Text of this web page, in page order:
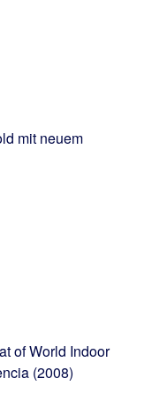
mit neuem
of World Indoor
(2008)